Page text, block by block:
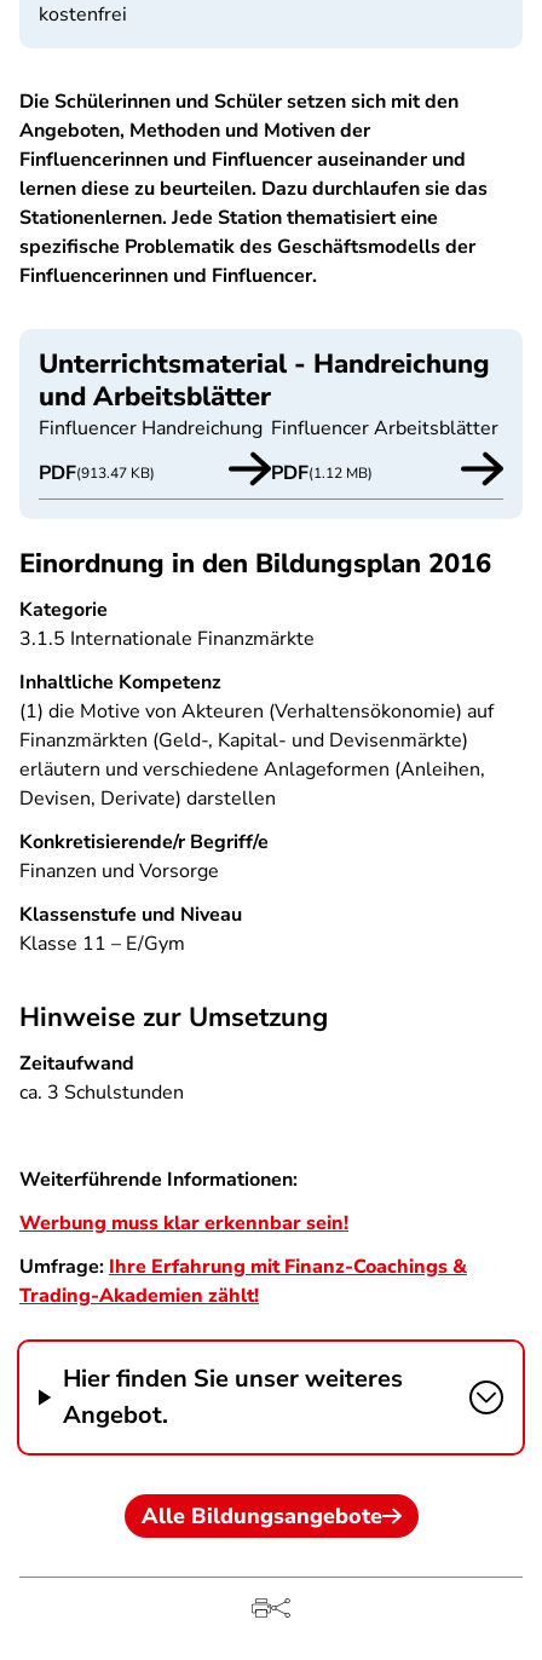
kostenfrei
Die Schülerinnen und Schüler setzen sich mit den
Angeboten, Methoden und Motiven der
Finfluencerinnen und Finfluencer auseinander und
lernen diese zu beurteilen. Dazu durchlaufen sie das
Stationenlernen. Jede Station thematisiert eine
spezifische Problematik des Geschäftsmodells der
Finfluencerinnen und Finfluencer.
Unterrichtsmaterial - Handreichung
und Arbeitsblätter
Finfluencer Handreichung
PDF(913.47 KB)
Finfluencer Arbeitsblätter
PDF(1.12 MB)
Einordnung in den Bildungsplan 2016
Kategorie
3.1.5 Internationale Finanzmärkte
Inhaltliche Kompetenz
(1) die Motive von Akteuren (Verhaltensökonomie) auf
Finanzmärkten (Geld-, Kapital- und Devisenmärkte)
erläutern und verschiedene Anlageformen (Anleihen,
Devisen, Derivate) darstellen
Konkretisierende/r Begriff/e
Finanzen und Vorsorge
Klassenstufe und Niveau
Klasse 11 – E/Gym
Hinweise zur Umsetzung
Zeitaufwand
ca. 3 Schulstunden
Weiterführende Informationen:
Werbung muss klar erkennbar sein!
Umfrage: Ihre Erfahrung mit Finanz-Coachings &
Trading-Akademien zählt!
Hier finden Sie unser weiteres
Angebot.
Alle Bildungsangebote